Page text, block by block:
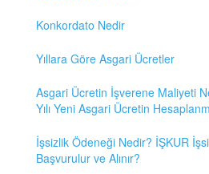
Konkordato Nedir
Yıllara Göre Asgari Ücretler
Asgari Ücretin İşverene Maliyeti
Yılı Yeni Asgari Ücretin
İşsizlik Ödeneği Nedir? İŞKUR
Başvurulur ve Alınır?